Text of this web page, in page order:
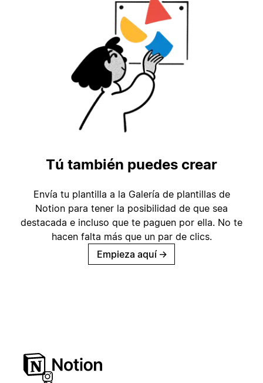
Tú también puedes crear
Envía tu plantilla a la Galería de plantillas de
Notion para tener la posibilidad de que sea
destacada e incluso que te paguen por ella. No te
hacen falta más que un par de clics.
Empieza aquí →